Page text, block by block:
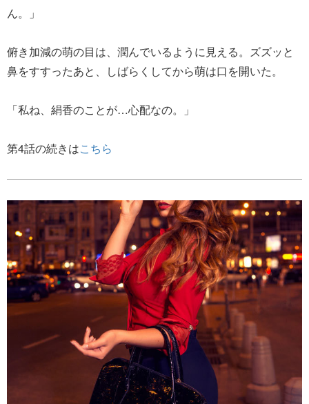
ん。」
俯き加減の萌の目は、潤んでいるように見える。ズズッと
鼻をすすったあと、しばらくしてから萌は口を開いた。
「私ね、絹香のことが…心配なの。」
第4話の続きはこちら